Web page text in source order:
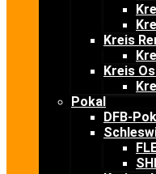
Kreis
Kreis
Pokal
DFB-